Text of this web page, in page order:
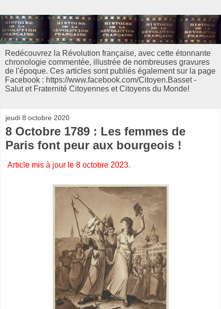
Redécouvrez la Révolution française, avec cette étonnante
chronologie commentée, illustrée de nombreuses gravures
de l'époque. Ces articles sont publiés également sur la page
Facebook : https://www.facebook.com/Citoyen.Basset -
Salut et Fraternité Citoyennes et Citoyens du Monde!
jeudi 8 octobre 2020
8 Octobre 1789 : Les femmes de
Paris font peur aux bourgeois !
Article mis à jour le 8 octobre 2023.